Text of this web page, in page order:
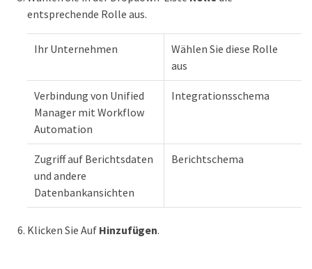
entsprechende Rolle aus.
Ihr Unternehmen
Wählen Sie diese Rolle
aus
Verbindung von Unified
Manager mit Workflow
Automation
Integrationsschema
Zugriff auf Berichtsdaten
und andere
Datenbankansichten
Berichtschema
Klicken Sie Auf Hinzufügen.